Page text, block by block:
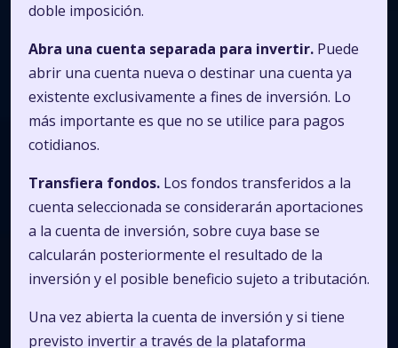
doble imposición.
Abra una cuenta separada para invertir. Puede
abrir una cuenta nueva o destinar una cuenta ya
existente exclusivamente a fines de inversión. Lo
más importante es que no se utilice para pagos
cotidianos.
Transfiera fondos. Los fondos transferidos a la
cuenta seleccionada se considerarán aportaciones
a la cuenta de inversión, sobre cuya base se
calcularán posteriormente el resultado de la
inversión y el posible beneficio sujeto a tributación.
Una vez abierta la cuenta de inversión y si tiene
previsto invertir a través de la plataforma